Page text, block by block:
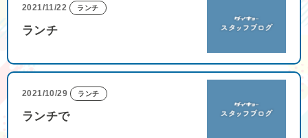
2021/11/22 ランチ
ランチ
2021/10/29 ランチ
ランチで